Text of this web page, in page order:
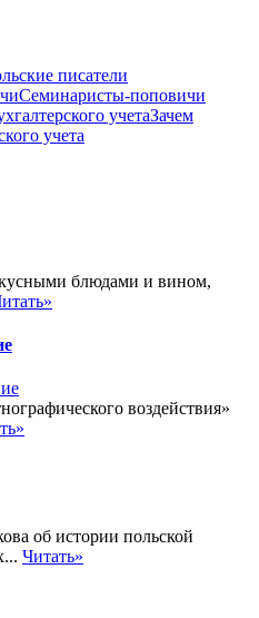
писатели
Семинаристы-поповичи
Зачем
учета
блюдами и вином,
воздействия»
об истории польской
Читать»